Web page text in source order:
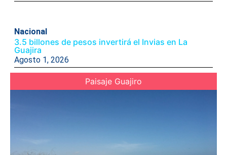
Nacional
3.5 billones de pesos invertirá el Invias en La
Guajira
Agosto 1, 2026
Paisaje Guajiro